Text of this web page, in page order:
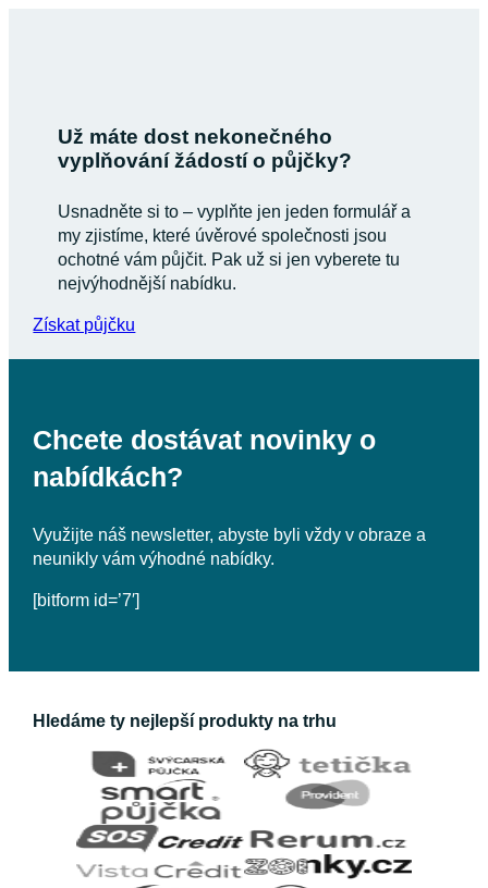
Už máte dost nekonečného
vyplňování žádostí o půjčky?
Usnadněte si to – vyplňte jen jeden formulář a
my zjistíme, které úvěrové společnosti jsou
ochotné vám půjčit. Pak už si jen vyberete tu
nejvýhodnější nabídku.
Získat půjčku
Chcete dostávat novinky o
nabídkách?
Využijte náš newsletter, abyste byli vždy v obraze a
neunikly vám výhodné nabídky.
[bitform id=’7′]
Hledáme ty nejlepší produkty na trhu